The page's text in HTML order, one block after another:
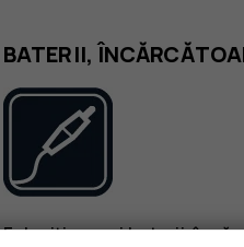
BATERII,
Folosiți numai baterii,